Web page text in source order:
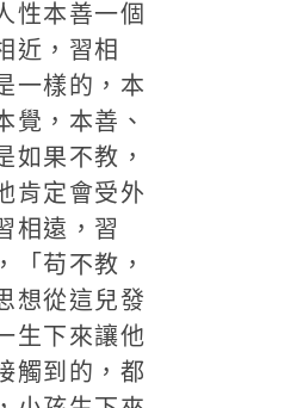
性本善一個
近，習相
一樣的，本
覺，本善、
如果不教，
肯定會受外
相遠，習
「苟不教，
想從這兒發
生下來讓他
觸到的，都